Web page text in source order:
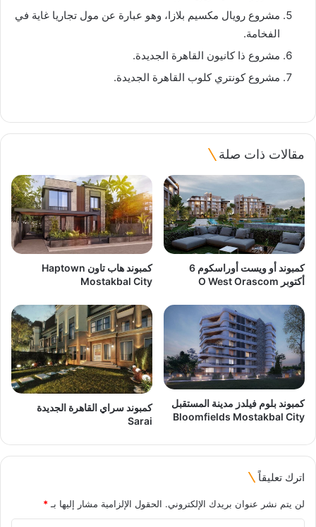
مشروع رويال مكسيم بلازا، وهو عبارة عن مول تجاريا غاية في
الفخامة.
مشروع ذا كانيون القاهرة الجديدة.
مشروع كونتري كلوب القاهرة الجديدة.
مقالات ذات صلة
كمبوند أو ويست أوراسكوم 6
أكتوبر O West Orascom
كمبوند هاب تاون Haptown
Mostakbal City
كمبوند بلوم فيلدز مدينة المستقبل
Bloomfields Mostakbal City
كمبوند سراي القاهرة الجديدة
Sarai
اترك تعليقاً
لن يتم نشر عنوان بريدك الإلكتروني. الحقول الإلزامية مشار إليها بـ *